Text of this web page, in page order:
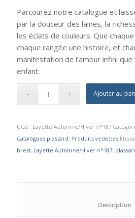
Parcourez notre catalogue et
par la douceur des laines, la
les éclats de couleurs. Que
chaque rangée une histoire, et
manifestation de l’amour infini
enfant.
Ajouter au
UGS : Layette Automne/Hiver n°187
Catalogues plassard, Produits vedettes
brest, Layette Automne/Hiver n°187,